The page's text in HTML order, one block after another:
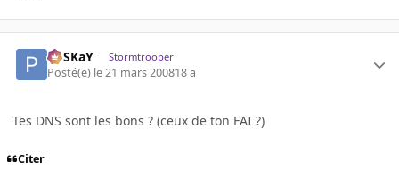
PoSKaY Stormtrooper
Posté(e) le 21 mars 200818 a
Tes DNS sont les bons ? (ceux de ton FAI ?)
Citer